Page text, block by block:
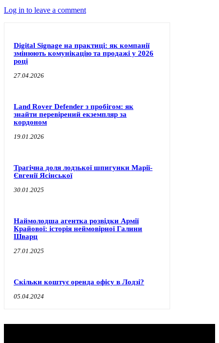
Log in to leave a comment
Digital Signage на практиці: як компанії
змінюють комунікацію та продажі у 2026
році
27.04.2026
Land Rover Defender з пробігом: як
знайти перевірений екземпляр за
кордоном
19.01.2026
Трагічна доля лодзької шпигунки Марії-
Євгенії Ясінської
30.01.2025
Наймолодша агентка розвідки Армії
Крайової: історія неймовірної Галини
Шварц
27.01.2025
Скільки коштує оренда офісу в Лодзі?
05.04.2024